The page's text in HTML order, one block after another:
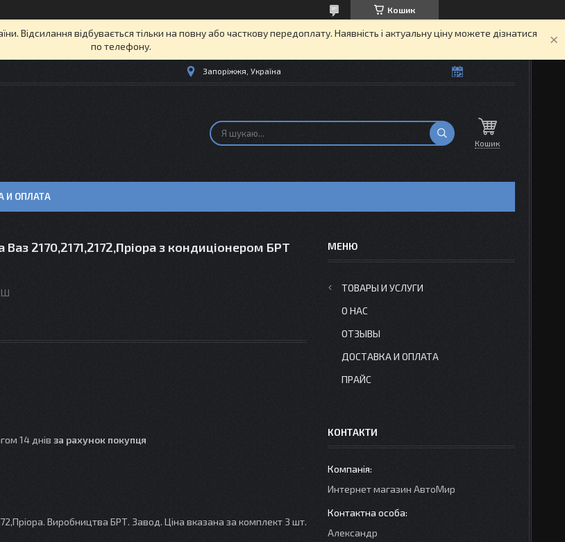
Кошик
Відсилання відбувається тільки на повну або часткову передоплату. Наявність і актуальну ціну можете дізнатися
по телефону.
Запоріжжя, Україна
Кошик
И ОПЛАТА
Ваз 2170,2171,2172,Пріора з кондиціонером БРТ
14 днів за рахунок покупця
Виробництва БРТ. Завод. Ціна вказана за комплект 3 шт.
ТОВАРЫ И УСЛУГИ
О НАС
ОТЗЫВЫ
ДОСТАВКА И ОПЛАТА
ПРАЙС
КОНТАКТИ
Интернет магазин АвтоМир
Александр